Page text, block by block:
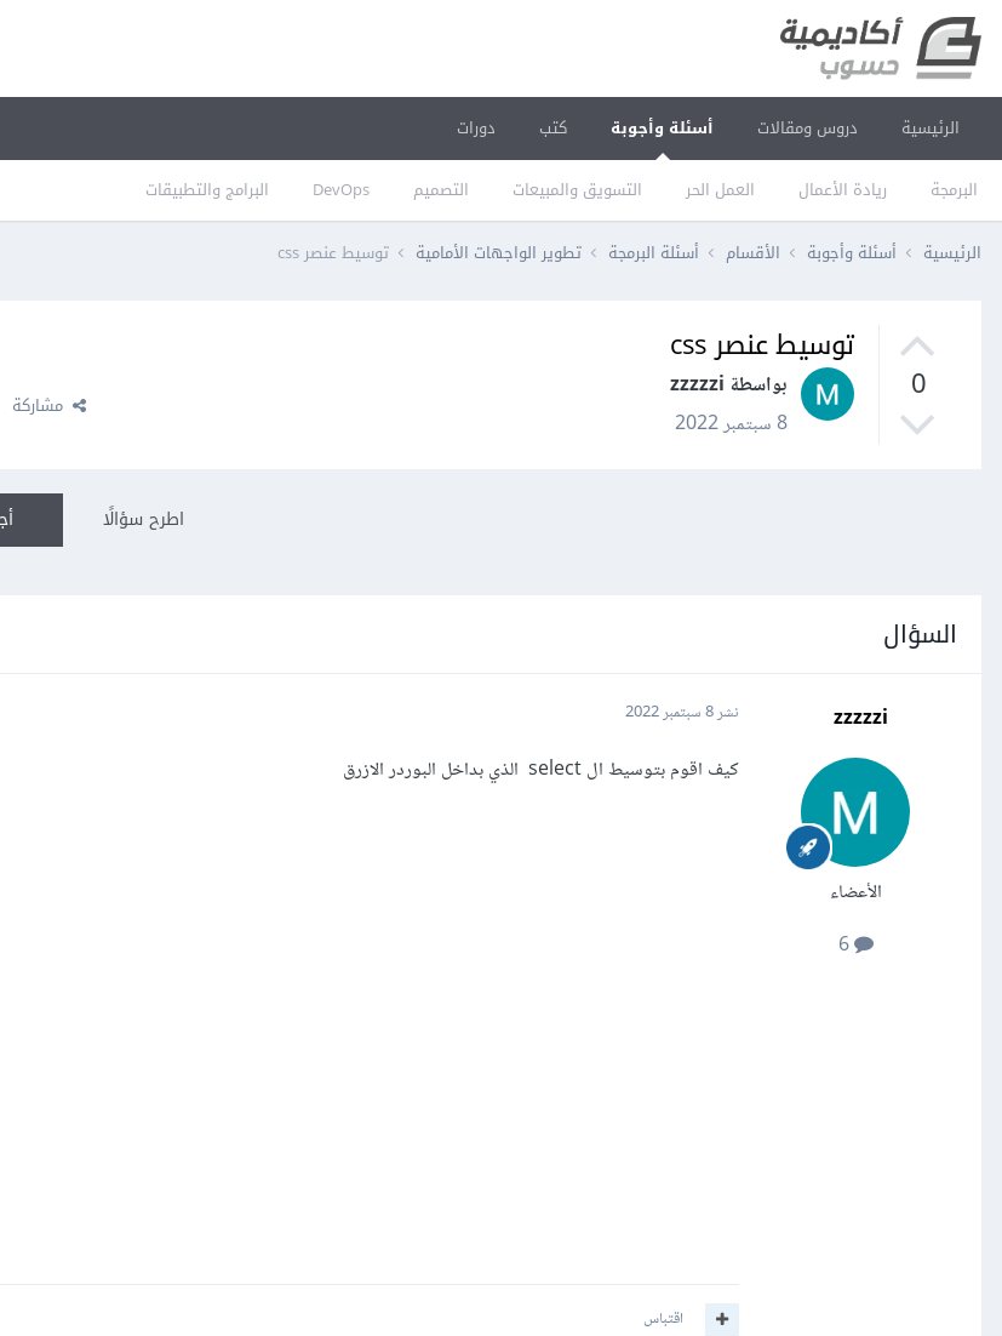
الرئيسية دروس ومقالات أسئلة وأجوبة
البرمجة ريادة الأعمال العمل الحر التسويق والمبيعات التصميم DevOps البرامج والتطبيقات
كتب دورات
الرئيسية أسئلة وأجوبة الأقسام أسئلة البرمجة تطوير الواجهات الأمامية توسيط عنصر css
0
توسيط عنصر css
بواسطة zzzzzi
8 سبتمبر 2022
مشاركة
اطرح سؤالًا
السؤال
zzzzzi
الأعضاء
6
نشر8 سبتمبر 2022
كيف اقوم بتوسيط ال select الذي بداخل البوردر الازرق
اقتباس